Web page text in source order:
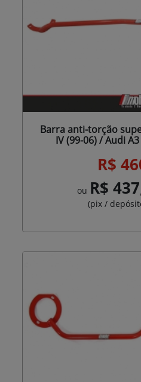
Barra anti-torção
IV (99-06) / Audi
R$
ou R$
(pix /